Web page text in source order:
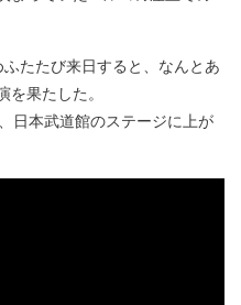
たたび来日すると、なんとあ
果たした。
日本武道館のステージに上が